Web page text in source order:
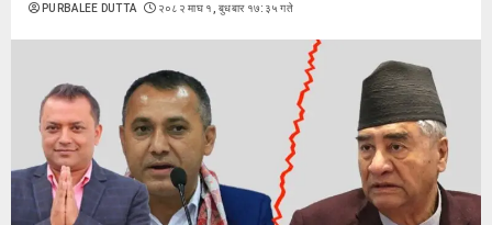
PURBALEE DUTTA २०८२ माघ १, बुधबार १७:३५ गते